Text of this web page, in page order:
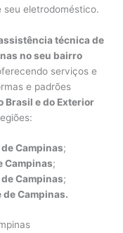
seu eletrodoméstico.
técnica de
no seu bairro
serviços e
e padrões
Brasil e do Exterior
Campinas;
Campinas;
Campinas;
Campinas.